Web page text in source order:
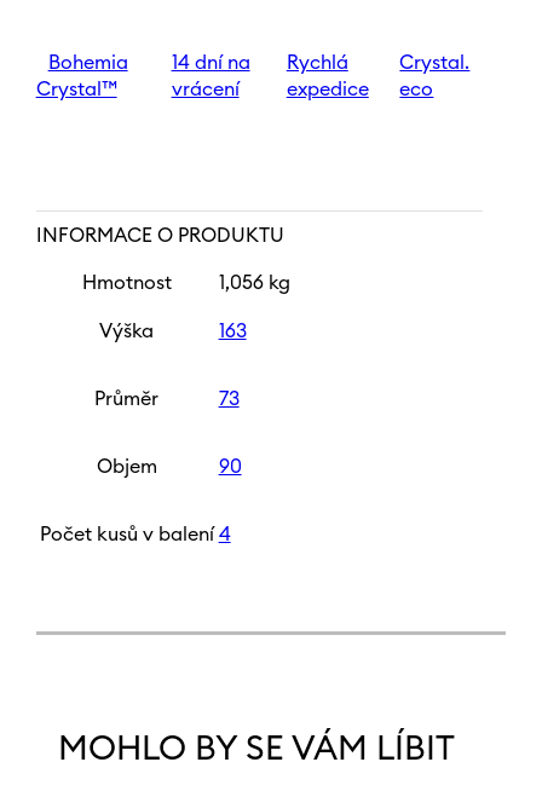
Bohemia
Crystal™
14 dní na
vrácení
Rychlá
expedice
Crystal.
eco
INFORMACE O PRODUKTU
Hmotnost 1,056 kg
Výška 163
Průměr 73
Objem 90
Počet kusů v balení 4
MOHLO BY SE VÁM LÍBIT